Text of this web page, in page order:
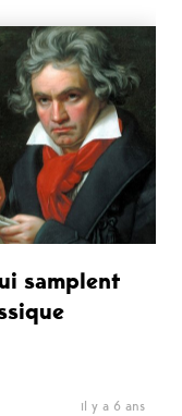
samplent
il y a 6 ans